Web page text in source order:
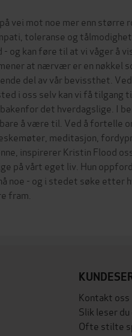
mot noe mer enn større
toleranse og
og kan føre til at vi våger å
at nærvær er en nøkkel
del av vår bevissthet.
i oss selv kan vi få tilgang
det hverdagslige. I
å være til. Ved å fortelle
meditasjon,
inspirerer Kristin Flood
på vårt eget liv. Hun
noe - og i stedet søke etter
fram.
Kontakt oss
Slik leser
Ofte stilte